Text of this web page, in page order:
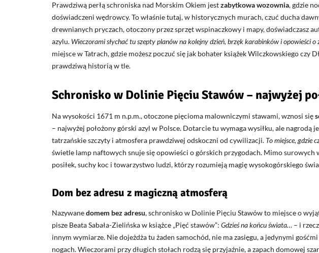
Prawdziwą perłą schroniska nad Morskim Okiem jestzabytkowa wozownia, gdzie
doświadczeni wędrowcy. To właśnie tutaj, w historycznych murach, czuć ducha
drewnianych pryczach, otoczony przez sprzęt wspinaczkowy i mapy, doświadczasz
azylu. Wieczorami słychać tu szepty planów na kolejny dzień, brzęk karabinków i opowieści
miejsce w Tatrach, gdzie możesz poczuć się jak bohater książek Wilczkowskiego czy
prawdziwą historią w tle.
Schronisko w Dolinie Pięciu Stawów – najwyżej
Na wysokości 1671 m n.p.m., otoczone pięcioma malowniczymi stawami, wznosi się
– najwyżej położony górski azyl w Polsce. Dotarcie tu wymaga wysiłku, ale nagrodą
tatrzańskie szczyty i atmosfera prawdziwej odskoczni od cywilizacji. To miejsce, gdzie
świetle lamp naftowych snuje się opowieści o górskich przygodach. Mimo surowych
posiłek, suchy koc i towarzystwo ludzi, którzy rozumieją magię wysokogórskiego
Dom bez adresu z magiczną atmosferą
Nazywanedomem bez adresu, schronisko w Dolinie Pięciu Stawów to miejsce o
pisze Beata Sabała-Zielińska w książce „Pięć stawów”: Gdzieś na końcu świata… – i
innym wymiarze. Nie dojeżdża tu żaden samochód, nie ma zasięgu, a jedynymi
nogach. Wieczorami przy długich stołach rodzą się przyjaźnie, a zapach domowej